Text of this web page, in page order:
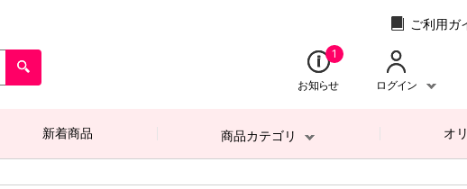
ご利用ガ
1
お知らせ ログイン
新着商品 商品カテゴリ オ